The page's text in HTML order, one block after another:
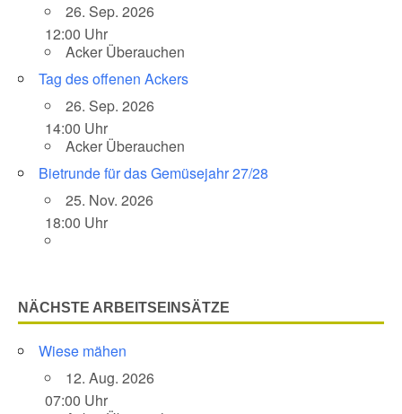
26. Sep. 2026
12:00 Uhr
Acker Überauchen
Tag des offenen Ackers
26. Sep. 2026
14:00 Uhr
Acker Überauchen
Bietrunde für das Gemüsejahr 27/28
25. Nov. 2026
18:00 Uhr
NÄCHSTE ARBEITSEINSÄTZE
Wiese mähen
12. Aug. 2026
07:00 Uhr